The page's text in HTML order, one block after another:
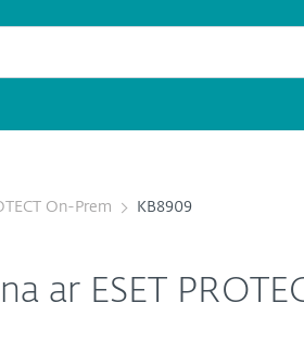
On-Prem KB8909
ar ESET